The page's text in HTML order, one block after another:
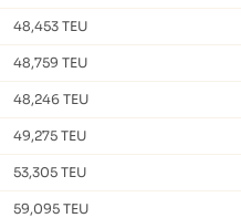
48,453 TEU
48,759 TEU
48,246 TEU
49,275 TEU
53,305 TEU
59,095 TEU